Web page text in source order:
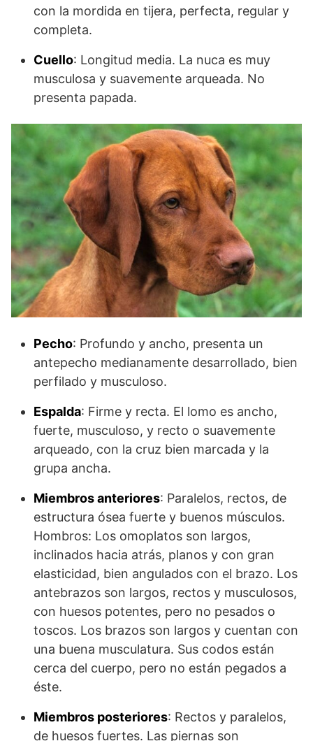
con la mordida en tijera, perfecta, regular y
completa.
Cuello: Longitud media. La nuca es muy
musculosa y suavemente arqueada. No
presenta papada.
Pecho: Profundo y ancho, presenta un
antepecho medianamente desarrollado, bien
perfilado y musculoso.
Espalda: Firme y recta. El lomo es ancho,
fuerte, musculoso, y recto o suavemente
arqueado, con la cruz bien marcada y la
grupa ancha.
Miembros anteriores: Paralelos, rectos, de
estructura ósea fuerte y buenos músculos.
Hombros: Los omoplatos son largos,
inclinados hacia atrás, planos y con gran
elasticidad, bien angulados con el brazo. Los
antebrazos son largos, rectos y musculosos,
con huesos potentes, pero no pesados o
toscos. Los brazos son largos y cuentan con
una buena musculatura. Sus codos están
cerca del cuerpo, pero no están pegados a
éste.
Miembros posteriores: Rectos y paralelos,
de huesos fuertes. Las piernas son